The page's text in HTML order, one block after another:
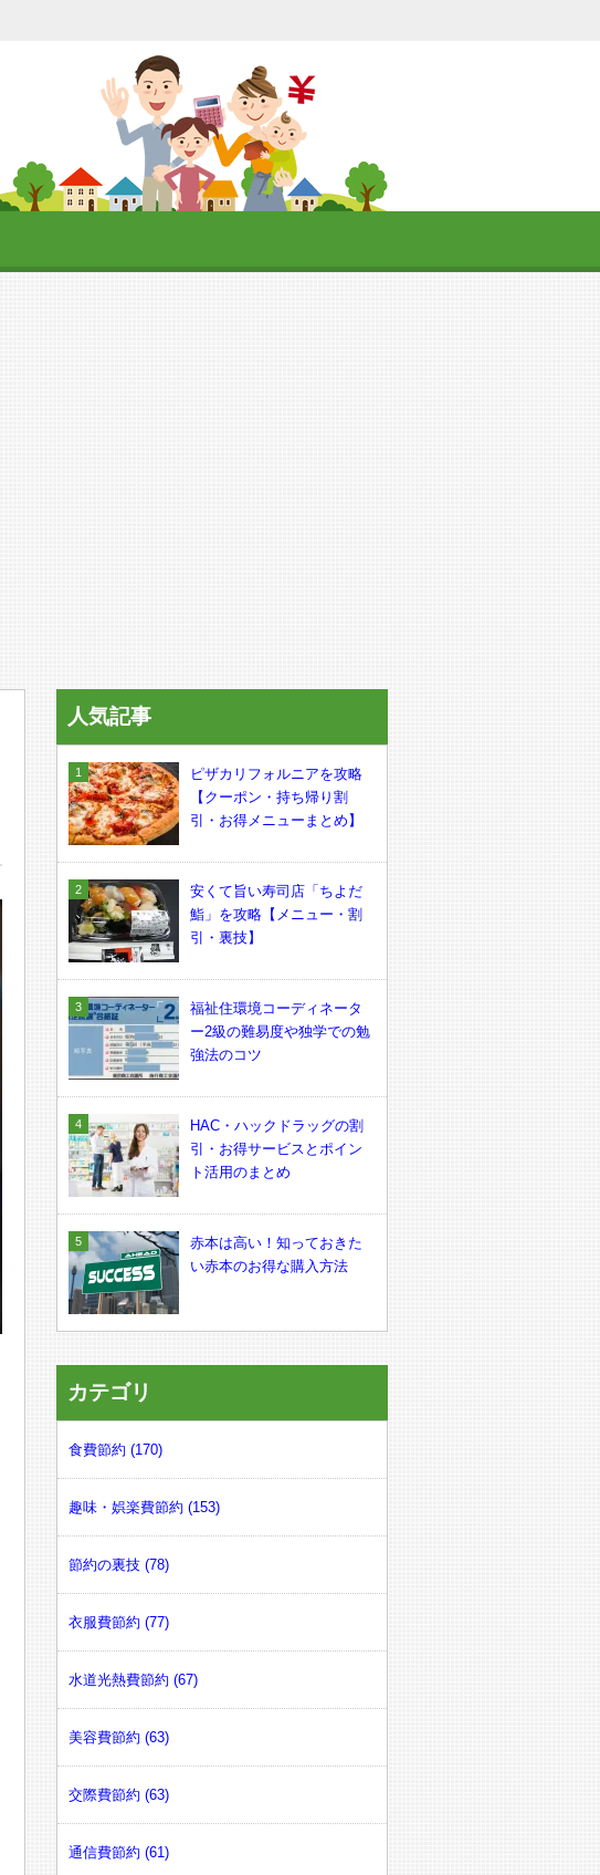
人気記事
ピザカリフォルニアを攻略
【クーポン・持ち帰り割
引・お得メニューまとめ】
安くて旨い寿司店「ちよだ
鮨」を攻略【メニュー・割
引・裏技】
福祉住環境コーディネータ
ー2級の難易度や独学での勉
強法のコツ
HAC・ハックドラッグの割
引・お得サービスとポイン
ト活用のまとめ
赤本は高い！知っておきた
い赤本のお得な購入方法
カテゴリ
食費節約 (170)
趣味・娯楽費節約 (153)
節約の裏技 (78)
衣服費節約 (77)
水道光熱費節約 (67)
美容費節約 (63)
交際費節約 (63)
通信費節約 (61)